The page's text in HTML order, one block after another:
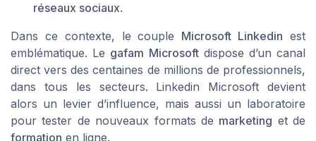
réseaux sociaux.
Dans ce contexte, le couple Microsoft Linkedin est
emblématique. Le gafam Microsoftdispose d’un canal
direct vers des centaines de millions de professionnels,
dans tous les secteurs. Linkedin Microsoft devient
alors un levier d’influence, mais aussi un laboratoire
pour tester de nouveaux formats de marketing et de
formation en ligne.